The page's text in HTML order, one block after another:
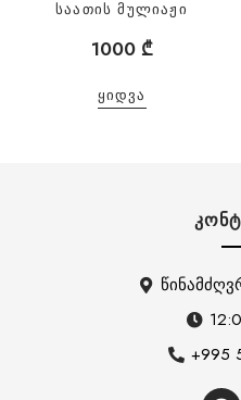
საათის მულიაჟი
1000 ₾
ᲧᲘᲓᲕᲐ
+995